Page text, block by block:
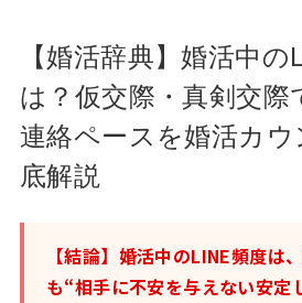
【婚活辞典】婚活中の
は？仮交際・真剣交際
連絡ペースを婚活カ
底解説
【結論】婚活中のLINE頻度は
も“相手に不安を与えない安定